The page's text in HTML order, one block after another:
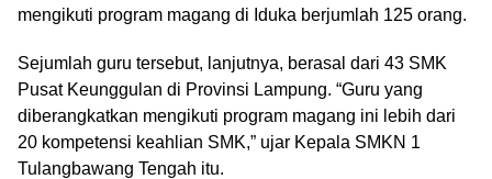
mengikuti program magang di Iduka berjumlah 125 orang.
Sejumlah guru tersebut, lanjutnya, berasal dari 43 SMK
Pusat Keunggulan di Provinsi Lampung. “Guru yang
diberangkatkan mengikuti program magang ini lebih dari
20 kompetensi keahlian SMK,” ujar Kepala SMKN 1
Tulangbawang Tengah itu.